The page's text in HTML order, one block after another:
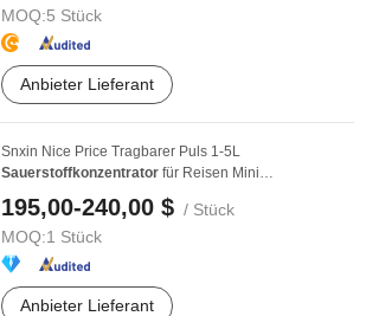
MOQ:5 Stück
Anbieter Lieferant
Snxin Nice Price Tragbarer Puls 1-5L
Sauerstoffkonzentrator für Reisen Mini
195,00-240,00 $ / Stück
MOQ:1 Stück
Anbieter Lieferant